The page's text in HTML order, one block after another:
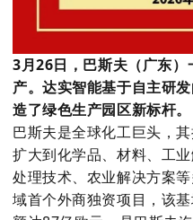
3月26日，巴斯夫（广东
产。达实智能基于自主研
造了绿色生产园区新标杆。
巴斯夫是全球化工巨头，
扩大到化学品、材料、工
处理技术、农业解决方案
域首个外商独资项目，该